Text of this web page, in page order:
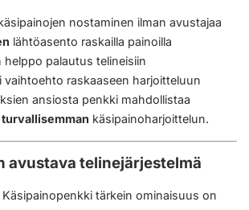
nostaminen ilman avustajaa
lähtöasento raskailla painoilla
helppo palautus telineisiin
vaihtoehto raskaaseen harjoitteluun
ansiosta penkki mahdollistaa
käsipainoharjoittelun.
avustava telinejärjestelmä
Käsipainopenkki tärkein ominaisuus on